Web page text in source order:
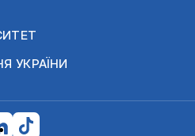
УКРАЇНИ